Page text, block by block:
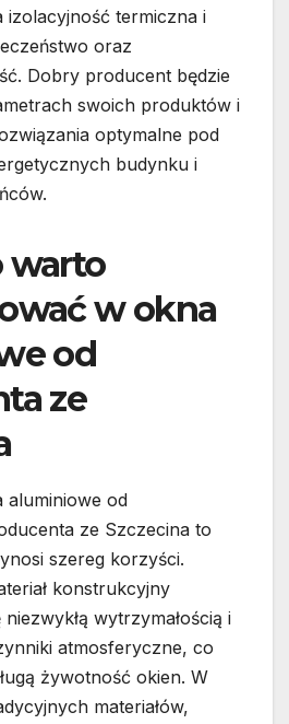
izolacyjność termiczna i
oraz
Dobry producent będzie
swoich produktów i
optymalne pod
budynku i
warto
w okna
od
ze
aluminiowe od
ze Szczecina to
szereg korzyści.
konstrukcyjny
wytrzymałością i
atmosferyczne, co
żywotność okien. W
materiałów,